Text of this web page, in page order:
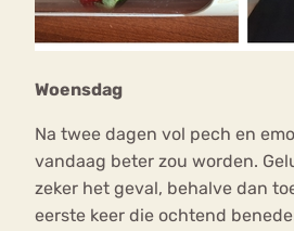
Woensdag
Na twee dagen vol pech en
vandaag beter zou worden.
zeker het geval, behalve dan
eerste keer die ochtend